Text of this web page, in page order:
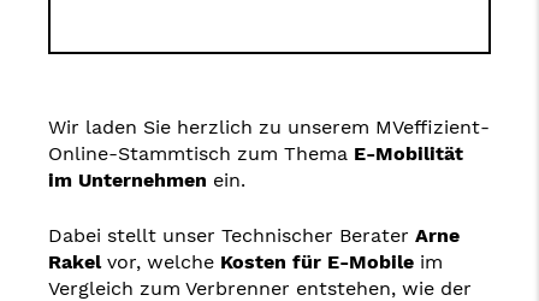
Wir laden Sie herzlich zu unserem MVeffizient-
Online-Stammtisch zum Thema E-Mobilität
im Unternehmen ein.
Dabei stellt unser Technischer Berater Arne
Rakelvor, welche Kosten für E-Mobile im
Vergleich zum Verbrenner entstehen, wie der